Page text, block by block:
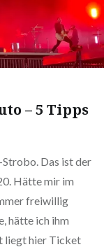
– 5 Tipps
Das ist der
Hätte mir im
freiwillig
hätte ich ihm
liegt hier Ticket